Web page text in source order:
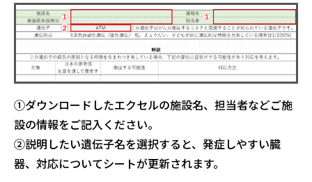
①ダウンロードしたエクセルの施設名、担当者などご施
設の情報をご記入ください。
②説明したい遺伝子名を選択すると、発症しやすい臓
器、対応についてシートが更新されます。